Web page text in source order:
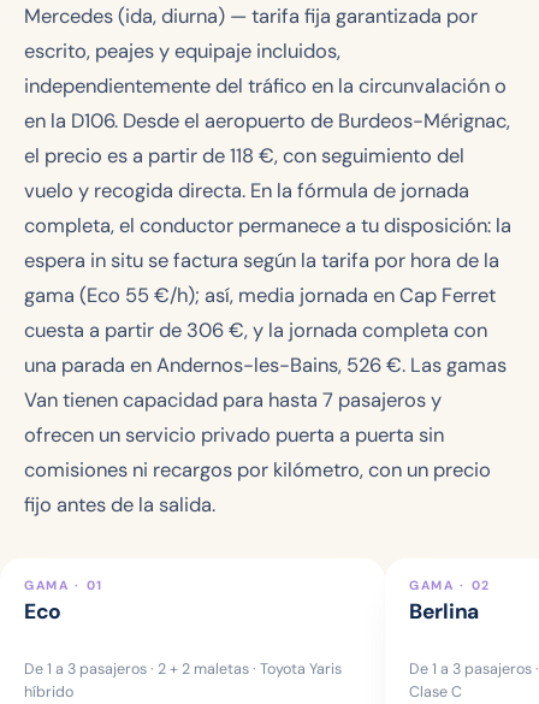
Mercedes (ida, diurna) — tarifa fija garantizada por
escrito, peajes y equipaje incluidos,
independientemente del tráfico en la circunvalación o
en la D106. Desde el aeropuerto de Burdeos-Mérignac,
el precio es a partir de118 €, con seguimiento del
vuelo y recogida directa. En la fórmula de jornada
completa, el conductor permanece a tu disposición: la
espera in situ se factura según la tarifa por hora de la
gama (Eco 55 €/h); así, media jornada en Cap Ferret
cuesta a partir de 306 €, y la jornada completa con
una parada en Andernos-les-Bains, 526 €. Las gamas
Van tienen capacidad para hasta 7 pasajeros y
ofrecen un servicio privado puerta a puerta sin
comisiones ni recargos por kilómetro, con un precio
fijo antes de la salida.
GAMA · 01
Eco
De 1 a 3 pasajeros · 2 + 2 maletas · Toyota Yaris
híbrido
GAMA · 02
Berlina
De 1 a 3 pasajeros
Clase C